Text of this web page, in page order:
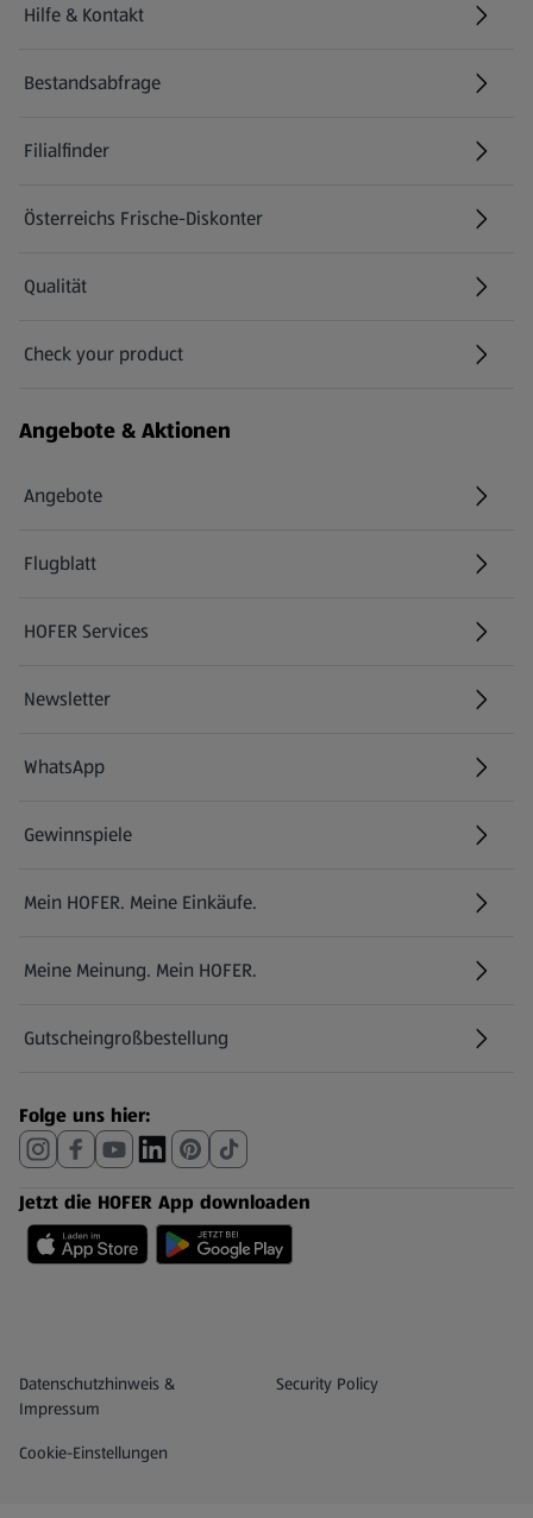
Hilfe & Kontakt
(öffnet in einem neuen Tab)
Bestandsabfrage
(öffnet in einem neuen Tab)
Filialfinder
Österreichs Frische-Diskonter
Qualität
Check your product
(öffnet in einem neuen Tab)
Angebote & Aktionen
Angebote
Flugblatt
HOFER Services
Newsletter
WhatsApp
Gewinnspiele
Mein HOFER. Meine Einkäufe.
Meine Meinung. Mein HOFER.
Gutscheingroßbestellung
(öffnet in einem neuen Tab)
Folge uns hier:
Jetzt die HOFER App downloaden
Datenschutz- und Richtlinienmenü
Datenschutzhinweis &
Impressum
Security Policy
(öffnet in einem neuen Tab)
Cookie-Einstellungen